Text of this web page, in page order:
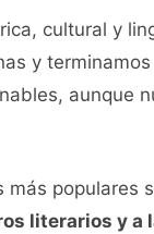
cultural y
y
aunque
populares
literarios y a